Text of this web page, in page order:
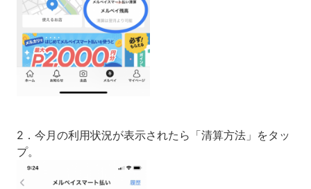
2．今月の利用状況が表示されたら「清算方法」をタッ
プ。